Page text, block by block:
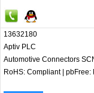
13632180
Aptiv PLC
Automotive Connectors
RoHS: Compliant pbFree: